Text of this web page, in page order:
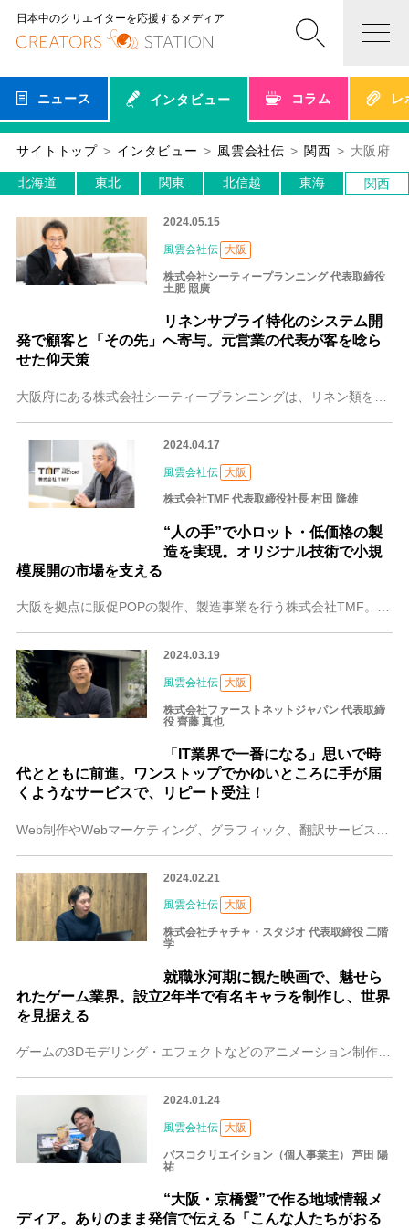
日本中のクリエイターを応援するメディア
ニュース インタビュー コラム レ
サイトトップ インタビュー 風雲会社伝 関西 大阪府
北海道 東北 関東 北信越 東海 関西
2024.05.15
風雲会社伝 大阪
株式会社シーティープランニング 代表取締役
土肥 照廣
リネンサプライ特化のシステム開
発で顧客と「その先」へ寄与。元営業の代表が客を唸ら
せた仰天策
2024.04.17
風雲会社伝 大阪
株式会社TMF 代表取締役社長 村田 隆雄
“人の手”で小ロット・低価格の製
造を実現。オリジナル技術で小規
模展開の市場を支える
大阪を拠点に販促POPの製作、製造事業を行う株式会社TMF。同業他社では受注する企業が少ない「小ロット」の製造に目をつけ、他社にはできない技術や工夫で、小ロット
2024.03.19
風雲会社伝 大阪
株式会社ファーストネットジャパン 代表取締
役 齊藤 真也
「IT業界で一番になる」思いで時
代とともに前進。ワンストップでかゆいところに手が届
くようなサービスで、リピート受注！
2024.02.21
風雲会社伝 大阪
株式会社チャチャ・スタジオ 代表取締役 二階
学
就職氷河期に観た映画で、魅せら
れたゲーム業界。設立2年半で有名キャラを制作し、世界
を見据える
ゲームの3Dモデリング・エフェクトなどのアニメーション制作事業を手掛けている大阪の株式会社チャチャ・スタジオ。代表取締役の二階 学（にかい まなぶ）さんは、ゲー
2024.01.24
風雲会社伝 大阪
バスコクリエイション（個人事業主） 芦田 陽
祐
“大阪・京橋愛”で作る地域情報メ
ディア。ありのまま発信で伝える「こんな人たちがおる